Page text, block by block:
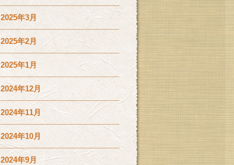
2025年3月
2025年2月
2025年1月
2024年12月
2024年11月
2024年10月
2024年9月